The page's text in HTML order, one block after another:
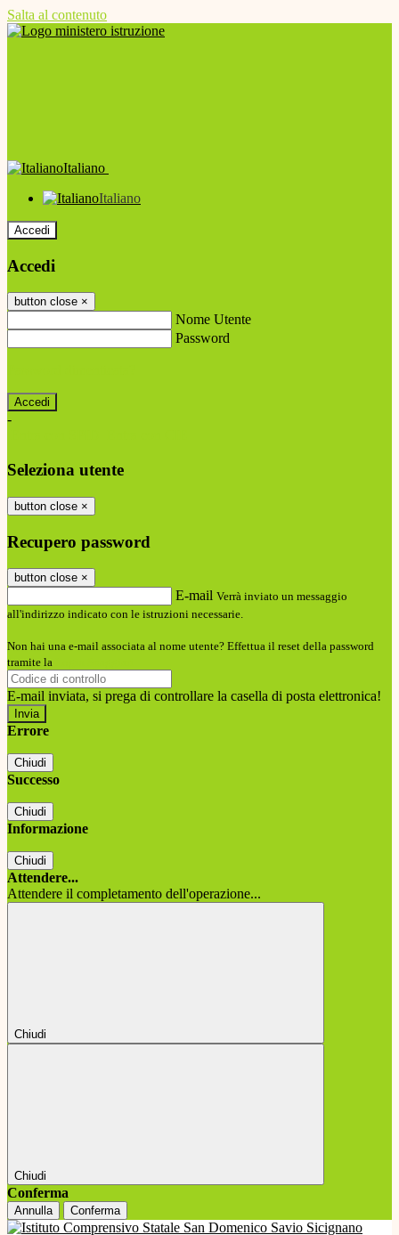
Salta al contenuto
Italiano
Italiano
Accedi
Accedi
button close ×
Nome Utente
Password
-
Seleziona utente
button close ×
Recupero password
button close ×
E-mail Verrà inviato un messaggio
all'indirizzo indicato con le istruzioni necessarie.
Non hai una e-mail associata al nome utente? Effettua il reset della password
tramite la
E-mail inviata, si prega di controllare la casella di posta elettronica!
Errore
Chiudi
Successo
Chiudi
Informazione
Chiudi
Attendere...
Attendere il completamento dell'operazione...
Chiudi
Chiudi
Conferma
Annulla Conferma